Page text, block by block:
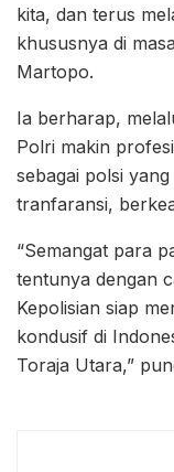
kita, dan terus
khususnya di
Martopo.
Ia berharap,
Polri makin
sebagai polsi
tranfaransi,
“Semangat para
tentunya dengan
Kepolisian siap
kondusif di
Toraja Utara,”